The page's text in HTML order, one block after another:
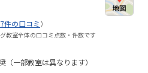
件の口コミ）
教室全体の口コミ点数・件数です
一部教室は異なります）